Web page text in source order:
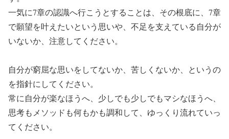
一気に7章の認識へ行こうとすることは、その根底に、7章
で願望を叶えたいという思いや、不足を支えている自分が
いないか、注意してください。
自分が窮屈な思いをしてないか、苦しくないか、というの
を指針にしてください。
常に自分が楽なほうへ、少しでも少しでもマシなほうへ、
思考もメソッドも何もかも調和して、ゆっくり流れていっ
てください。